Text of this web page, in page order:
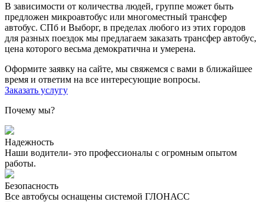
В зависимости от количества людей, группе может быть
предложен микроавтобус или многоместный трансфер
автобус. СПб и Выборг, в пределах любого из этих городов
для разных поездок мы предлагаем заказать трансфер автобус,
цена которого весьма демократична и умерена.
Оформите заявку на сайте, мы свяжемся с вами в ближайшее
время и ответим на все интересующие вопросы.
Заказать услугу
Почему мы?
Надежность
Наши водители- это профессионалы с огромным опытом
работы.
Безопасность
Все автобусы оснащены системой ГЛОНАСС